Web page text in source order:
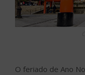
O feriado de Ano